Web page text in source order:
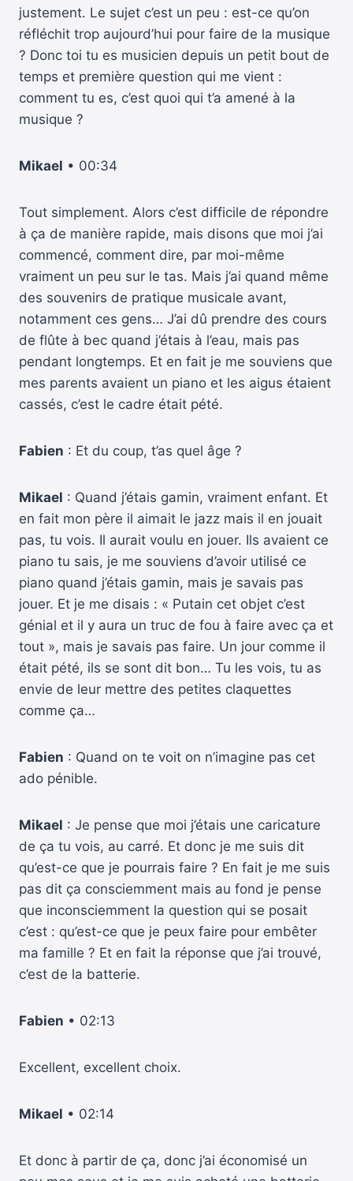
justement. Le sujet c’est un peu : est-ce qu’on
réfléchit trop aujourd’hui pour faire de la musique
? Donc toi tu es musicien depuis un petit bout de
temps et première question qui me vient :
comment tu es, c’est quoi qui t’a amené à la
musique ?
Mikael • 00:34
Tout simplement. Alors c’est difficile de répondre
à ça de manière rapide, mais disons que moi j’ai
commencé, comment dire, par moi-même
vraiment un peu sur le tas. Mais j’ai quand même
des souvenirs de pratique musicale avant,
notamment ces gens… J’ai dû prendre des cours
de flûte à bec quand j’étais à l’eau, mais pas
pendant longtemps. Et en fait je me souviens que
mes parents avaient un piano et les aigus étaient
cassés, c’est le cadre était pété.
Fabien : Et du coup, t’as quel âge ?
Mikael : Quand j’étais gamin, vraiment enfant. Et
en fait mon père il aimait le jazz mais il en jouait
pas, tu vois. Il aurait voulu en jouer. Ils avaient ce
piano tu sais, je me souviens d’avoir utilisé ce
piano quand j’étais gamin, mais je savais pas
jouer. Et je me disais : « Putain cet objet c’est
génial et il y aura un truc de fou à faire avec ça et
tout », mais je savais pas faire. Un jour comme il
était pété, ils se sont dit bon… Tu les vois, tu as
envie de leur mettre des petites claquettes
comme ça…
Fabien : Quand on te voit on n’imagine pas cet
ado pénible.
Mikael : Je pense que moi j’étais une caricature
de ça tu vois, au carré. Et donc je me suis dit
qu’est-ce que je pourrais faire ? En fait je me suis
pas dit ça consciemment mais au fond je pense
que inconsciemment la question qui se posait
c’est : qu’est-ce que je peux faire pour embêter
ma famille ? Et en fait la réponse que j’ai trouvé,
c’est de la batterie.
Fabien • 02:13
Excellent, excellent choix.
Mikael • 02:14
Et donc à partir de ça, donc j’ai économisé un